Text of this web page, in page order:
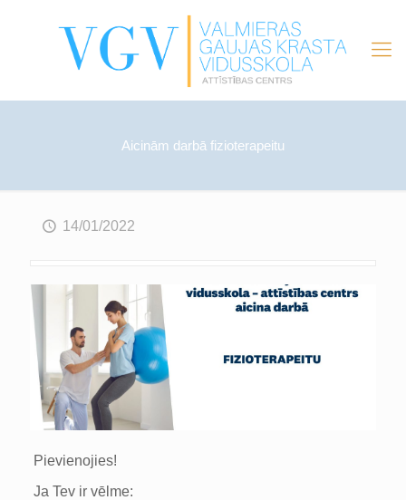
Aicinām darbā fizioterapeitu
14/01/2022
Pievienojies!
Ja Tev ir vēlme: